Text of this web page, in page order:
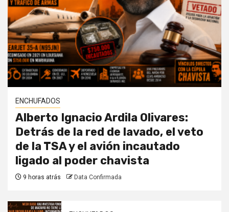
ENCHUFADOS
Alberto Ignacio Ardila Olivares:
Detrás de la red de lavado, el veto
de la TSA y el avión incautado
ligado al poder chavista
9 horas atrás Data Confirmada